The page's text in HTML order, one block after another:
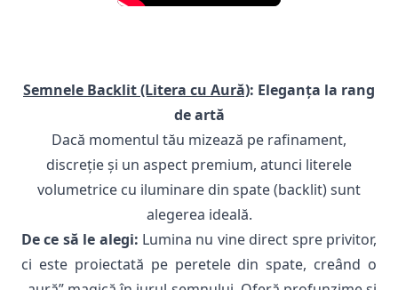
Semnele Backlit (Litera cu Aură): Eleganța la rang
de artă
Dacă momentul tău mizează pe rafinament,
discreție și un aspect premium, atunci literele
volumetrice cu iluminare din spate (backlit) sunt
alegerea ideală.
De ce să le alegi: Lumina nu vine direct spre privitor,
ci este proiectată pe peretele din spate, creând o